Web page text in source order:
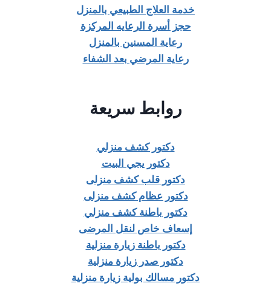
خدمة العلاج الطبيعي بالمنزل
حجز أسرة الرعايه المركزة
رعاية المسنين بالمنزل
رعاية المرضي بعد الشفاء
روابط سريعة
دكتور كشف منزلي
دكتور يجي البيت
دكتور قلب كشف منزلى
دكتور عظام كشف منزلى
دكتور باطنة كشف منزلي
إسعاف خاص لنقل المرضى
دكتور باطنة زيارة منزلية
دكتور صدر زيارة منزلية
دكتور مسالك بولية زيارة منزلية